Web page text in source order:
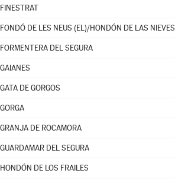
FINESTRAT
FONDÓ DE LES NEUS (EL)/HONDÓN DE LAS NIEVES
FORMENTERA DEL SEGURA
GAIANES
GATA DE GORGOS
GORGA
GRANJA DE ROCAMORA
GUARDAMAR DEL SEGURA
HONDÓN DE LOS FRAILES